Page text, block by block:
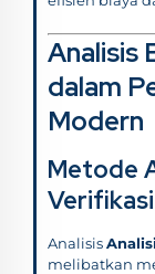
Analisis
dalam
Modern
Metode
Verifikasi
Analisis
melibatkan